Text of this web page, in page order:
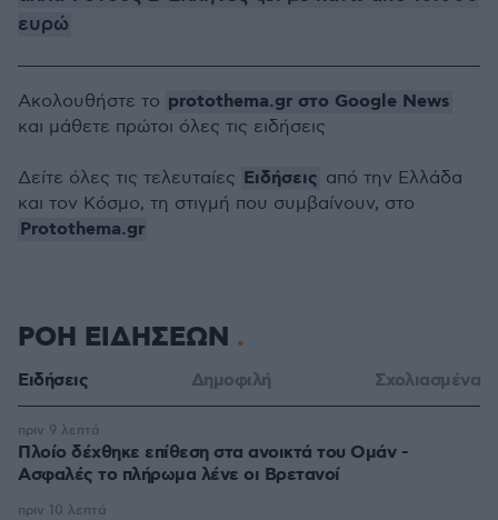
ευρώ
Ακολουθήστε το protothema.gr στο Google News
και μάθετε πρώτοι όλες τις ειδήσεις
Δείτε όλες τις τελευταίες Ειδήσεις από την Ελλάδα
και τον Κόσμο, τη στιγμή που συμβαίνουν, στο
Protothema.gr
ΡΟΗ ΕΙΔΗΣΕΩΝ
Ειδήσεις Δημοφιλή Σχολιασμένα
Πλοίο δέχθηκε επίθεση στα ανοικτά του Ομάν -
Ασφαλές το πλήρωμα λένε οι Βρετανοί
πριν 9 λεπτά
πριν 10 λεπτά